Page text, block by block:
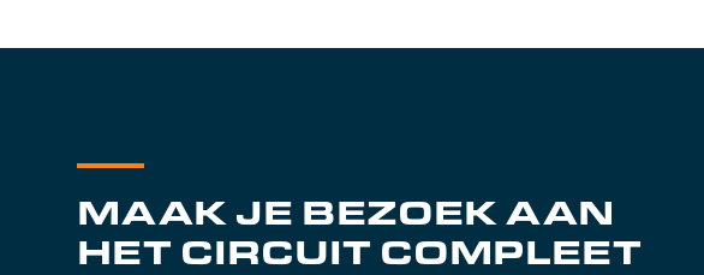
MAAK JE BEZOEK AAN
HET CIRCUIT COMPLEET